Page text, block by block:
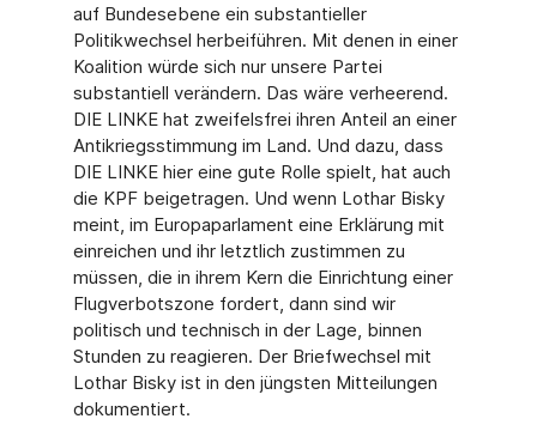
auf Bundesebene ein substantieller
Politikwechsel herbeiführen. Mit denen in einer
Koalition würde sich nur unsere Partei
substantiell verändern. Das wäre verheerend.
DIE LINKE hat zweifelsfrei ihren Anteil an einer
Antikriegsstimmung im Land. Und dazu, dass
DIE LINKE hier eine gute Rolle spielt, hat auch
die KPF beigetragen. Und wenn Lothar Bisky
meint, im Europaparlament eine Erklärung mit
einreichen und ihr letztlich zustimmen zu
müssen, die in ihrem Kern die Einrichtung einer
Flugverbotszone fordert, dann sind wir
politisch und technisch in der Lage, binnen
Stunden zu reagieren. Der Briefwechsel mit
Lothar Bisky ist in den jüngsten Mitteilungen
dokumentiert.